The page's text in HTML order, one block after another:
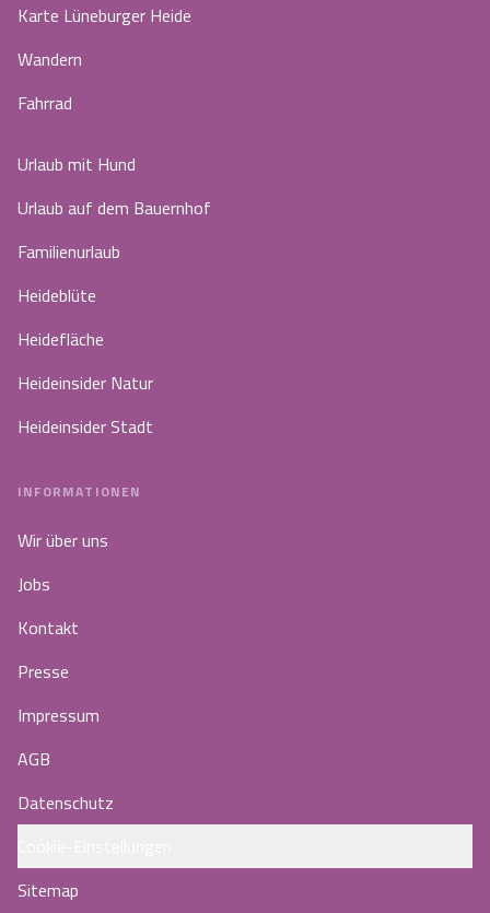
Karte Lüneburger Heide
Wandern
Fahrrad
Urlaub mit Hund
Urlaub auf dem Bauernhof
Familienurlaub
Heideblüte
Heidefläche
Heideinsider Natur
Heideinsider Stadt
INFORMATIONEN
Wir über uns
Jobs
Kontakt
Presse
Impressum
AGB
Datenschutz
Sitemap